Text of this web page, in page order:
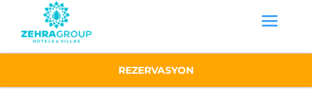
REZERVASYON